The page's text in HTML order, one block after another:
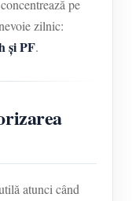
pe
zilnic:
și PF.
atunci când